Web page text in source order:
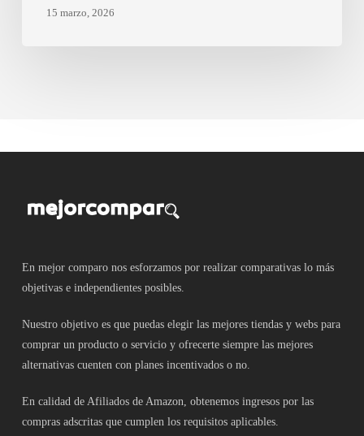
15 marzo, 2026
En mejor comparo nos esforzamos por realizar comparativas lo más
objetivas e independientes posibles.
Nuestro objetivo es que puedas elegir las mejores tiendas y webs para
comprar un producto o servicio y ofrecerte siempre las mejores
alternativas cuenten con planes incentivados o no.
En calidad de Afiliados de Amazon, obtenemos ingresos por las
compras adscritas que cumplen los requisitos aplicables.